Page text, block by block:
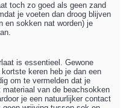
toch zo goed als geen zand
je voeten dan droog blijven
en sokken nat worden) je
is essentieel. Gewone
keren heb je dan een
om te vermelden dat je
van de beachsokken
je een natuurlijker contact